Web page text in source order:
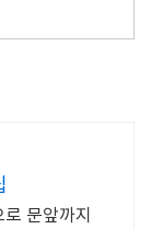
문앞까지